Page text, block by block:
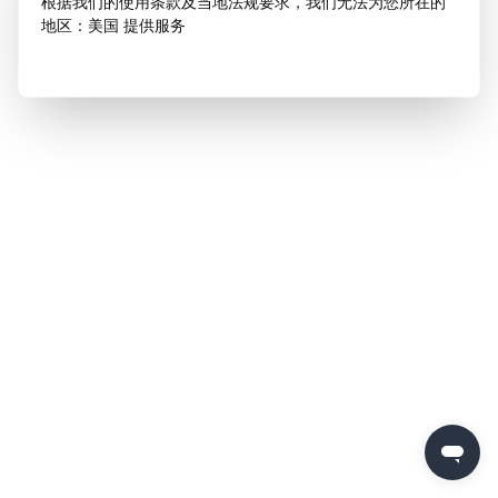
地区：美国 提供服务